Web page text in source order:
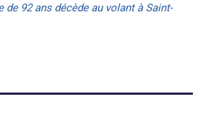
de 92 ans décède au volant à Saint-